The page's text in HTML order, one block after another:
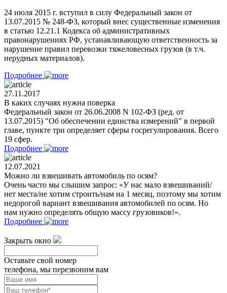
24 июля 2015 г. вступил в силу Федеральный закон от
13.07.2015 № 248-ФЗ, который внес существенные изменения
в статью 12.21.1 Кодекса об административных
правонарушениях РФ, устанавливающую ответственность за
нарушение правил перевозки тяжеловесных грузов (в т.ч.
нерудных материалов).
Подробнее
27.11.2017
В каких случаях нужна поверка
Федеральный закон от 26.06.2008 N 102-ФЗ (ред. от
13.07.2015) "Об обеспечении единства измерений" в первой
главе, пункте три определяет сферы госрегулирования. Всего
19 сфер.
Подробнее
12.07.2021
Можно ли взвешивать автомобиль по осям?
Очень часто мы слышим запрос: «У нас мало взвешиваний/
нет места/не хотим строить/нам на 1 месяц, поэтому мы хотим
недорогой вариант взвешивания автомобилей по осям. Но
нам нужно определять общую массу грузовиков!».
Подробнее
Закрыть окно
Оставьте свой номер
телефона, мы перезвоним вам